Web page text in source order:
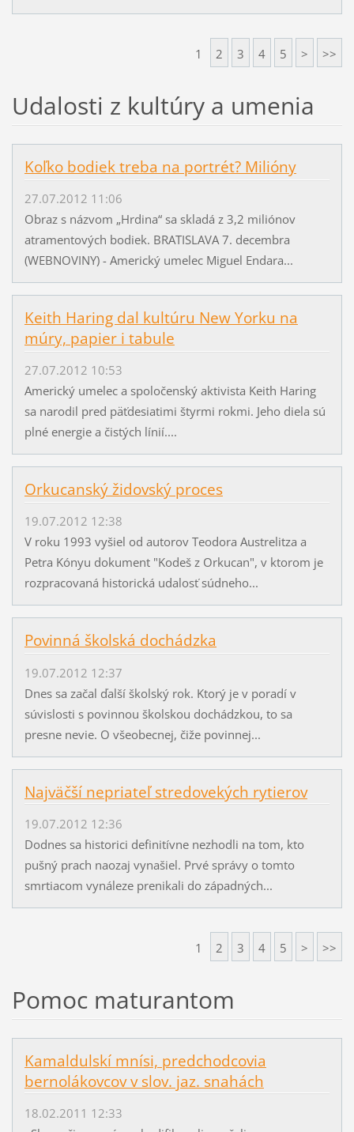
1 2 3 4 5 > >>
Udalosti z kultúry a umenia
Koľko bodiek treba na portrét? Milióny
27.07.2012 11:06
Obraz s názvom „Hrdina“ sa skladá z 3,2 miliónov
atramentových bodiek. BRATISLAVA 7. decembra
(WEBNOVINY) - Americký umelec Miguel Endara...
Keith Haring dal kultúru New Yorku na
múry, papier i tabule
27.07.2012 10:53
Americký umelec a spoločenský aktivista Keith Haring
sa narodil pred päťdesiatimi štyrmi rokmi. Jeho diela sú
plné energie a čistých línií....
Orkucanský židovský proces
19.07.2012 12:38
V roku 1993 vyšiel od autorov Teodora Austrelitza a
Petra Kónyu dokument "Kodeš z Orkucan", v ktorom je
rozpracovaná historická udalosť súdneho...
Povinná školská dochádzka
19.07.2012 12:37
Dnes sa začal ďalší školský rok. Ktorý je v poradí v
súvislosti s povinnou školskou dochádzkou, to sa
presne nevie. O všeobecnej, čiže povinnej...
Najväčší nepriateľ stredovekých rytierov
19.07.2012 12:36
Dodnes sa historici definitívne nezhodli na tom, kto
pušný prach naozaj vynašiel. Prvé správy o tomto
smrtiacom vynáleze prenikali do západných...
1 2 3 4 5 > >>
Pomoc maturantom
Kamaldulskí mnísi, predchodcovia
bernolákovcov v slov. jaz. snahách
18.02.2011 12:33